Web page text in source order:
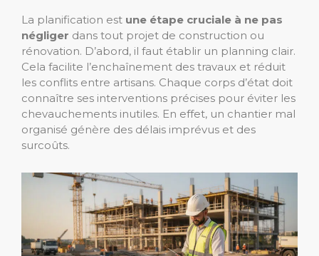
La planification est une étape cruciale à ne pas
négliger dans tout projet de construction ou
rénovation. D’abord, il faut établir un planning clair.
Cela facilite l’enchaînement des travaux et réduit
les conflits entre artisans. Chaque corps d’état doit
connaître ses interventions précises pour éviter les
chevauchements inutiles. En effet, un chantier mal
organisé génère des délais imprévus et des
surcoûts.